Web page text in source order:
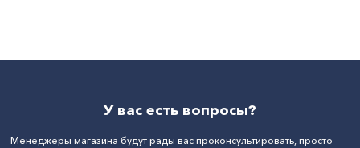
У вас есть вопросы?
Менеджеры магазина будут рады вас проконсультировать, просто